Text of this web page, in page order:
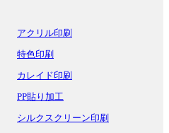
アクリル印刷
特色印刷
カレイド印刷
PP貼り加工
シルクスクリーン印刷